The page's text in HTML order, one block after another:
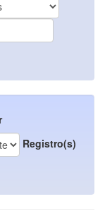
Registro(s)